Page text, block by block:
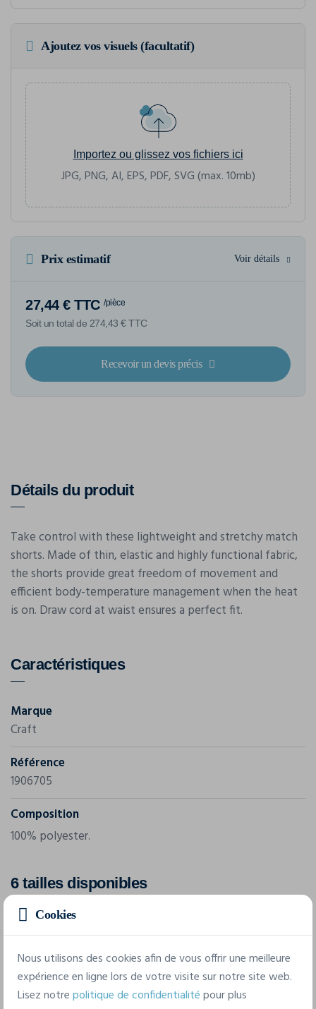
Ajoutez vos visuels (facultatif)
Importez ou glissez vos fichiers ici
JPG, PNG, AI, EPS, PDF, SVG (max. 10mb)
Prix estimatif Voir détails
27,44 € TTC /pièce
Soit un total de 274,43 € TTC
Recevoir un devis précis
Détails du produit
Take control with these lightweight and stretchy match
shorts. Made of thin, elastic and highly functional fabric,
the shorts provide great freedom of movement and
efficient body-temperature management when the heat
is on. Draw cord at waist ensures a perfect fit.
Caractéristiques
Marque
Craft
Référence
1906705
Composition
100% polyester.
6 tailles disponibles
XS S M L XL XXL
Cookies
Nous utilisons des cookies afin de vous offrir une meilleure
expérience en ligne lors de votre visite sur notre site web.
Lisez notrepolitique de confidentialitépour plus